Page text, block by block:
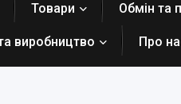
Товари Обмін та
виробництво Про